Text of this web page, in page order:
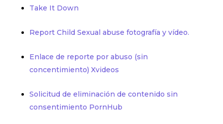
Take It Down
Report Child Sexual abuse fotografía y vídeo.
Enlace de reporte por abuso (sin
concentimiento) Xvideos
Solicitud de eliminación de contenido sin
consentimiento PornHub